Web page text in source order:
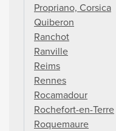
Propriano, Corsica
Quiberon
Ranchot
Ranville
Reims
Rennes
Rocamadour
Rochefort-en-Terre
Roquemaure